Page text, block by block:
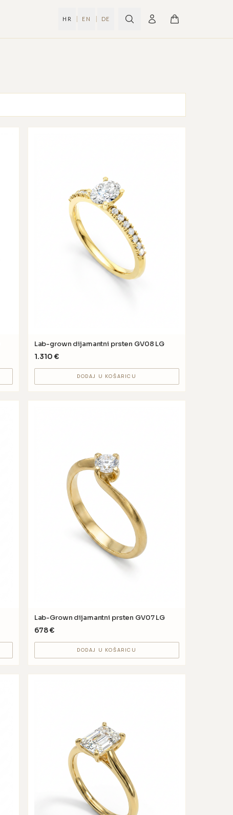
HR | EN | DE
Lab-grown dijamantni prsten GV08 LG
1.310 €
DODAJ U KOŠARICU
Lab-Grown dijamantni prsten GV07 LG
678€
DODAJ U KOŠARICU